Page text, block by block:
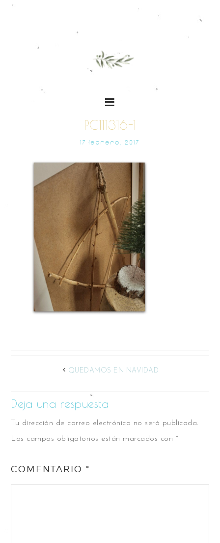
PC111316-1
17 FEBRERO, 2017
QUEDAMOS EN NAVIDAD
Deja una respuesta
Tu dirección de correo electrónico no será publicada.
Los campos obligatorios están marcados con *
COMENTARIO*